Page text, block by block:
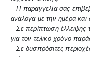
– Η παραγγελία σας
ανάλογα με την ημέρα και
– Σε περίπτωση έλλειψης
για τον τελικό χρόνο
– Σε δυσπρόσιτες